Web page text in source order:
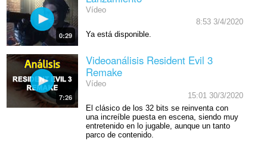
0:29
Vídeo
8:53 3/4/2020
Ya está disponible.
7:26
Videoanálisis Resident Evil 3
Remake
Vídeo
15:01 30/3/2020
El clásico de los 32 bits se reinventa con
una increíble puesta en escena, siendo muy
entretenido en lo jugable, aunque un tanto
parco de contenido.